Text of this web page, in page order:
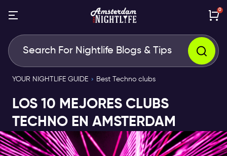
0
YOUR NIGHTLIFE GUIDE Best Techno clubs
LOS 10 MEJORES CLUBS
TECHNO EN AMSTERDAM